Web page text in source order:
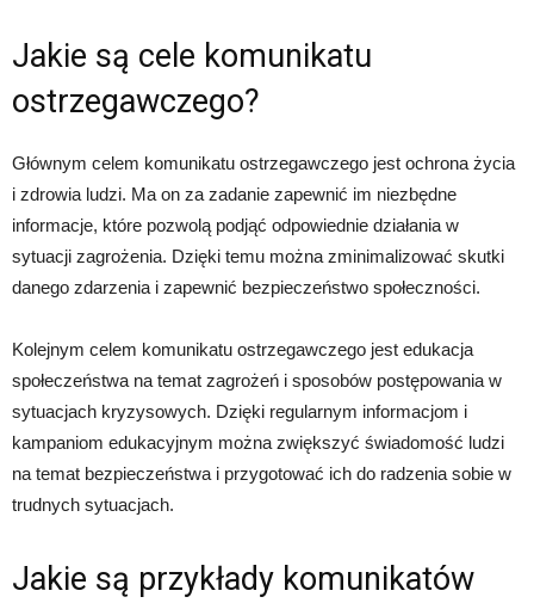
Jakie są cele komunikatu
ostrzegawczego?
Głównym celem komunikatu ostrzegawczego jest ochrona życia
i zdrowia ludzi. Ma on za zadanie zapewnić im niezbędne
informacje, które pozwolą podjąć odpowiednie działania w
sytuacji zagrożenia. Dzięki temu można zminimalizować skutki
danego zdarzenia i zapewnić bezpieczeństwo społeczności.
Kolejnym celem komunikatu ostrzegawczego jest edukacja
społeczeństwa na temat zagrożeń i sposobów postępowania w
sytuacjach kryzysowych. Dzięki regularnym informacjom i
kampaniom edukacyjnym można zwiększyć świadomość ludzi
na temat bezpieczeństwa i przygotować ich do radzenia sobie w
trudnych sytuacjach.
Jakie są przykłady komunikatów